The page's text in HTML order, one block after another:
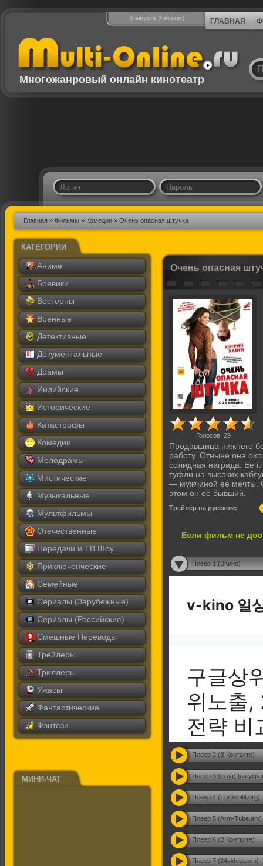
6 августа (Четверг) ГЛАВНАЯ
Многожанровый онлайн кинотеатр
Главная » Фильмы » Комедии » Очень опасная штучка
КАТЕГОРИИ
Аниме
Боевики
Вестерны
Военные
Детективные
Документальные
Драмы
Индийские
Исторические
Катастрофы
Комедии
Мелодрамы
Мистические
Музыкальные
Мультфильмы
Отечественные
Передачи и ТВ Шоу
Приключенческие
Семейные
Сериалы (Зарубежные)
Сериалы (Российские)
Смешные Переводы
Трейлеры
Триллеры
Ужасы
Фантастические
Фэнтези
МИНИ-ЧАТ
Очень опасная
Голосов: 29
Продавщица нижнего
работу. Отныне она
солидная награда. Ее
туфли на высоких
— мужчиной ее мечты.
этом он её бывший.
Трейлер на русском:
Если фильм не
Плеер 1 (ВКино)
Плеер 2 (В Контакте)
Плеер 3 (io.ua) [на
Плеер 4 (Turbobitit.org)
Плеер 5 (Arm-Tube.am)
Плеер 6 (В Контакте)
Плеер 7 (24video.com)